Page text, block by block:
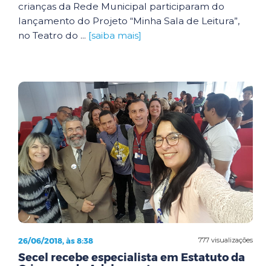
crianças da Rede Municipal participaram do
lançamento do Projeto “Minha Sala de Leitura”,
no Teatro do ... [saiba mais]
777 visualizações
26/06/2018, às 8:38
Secel recebe especialista em Estatuto da